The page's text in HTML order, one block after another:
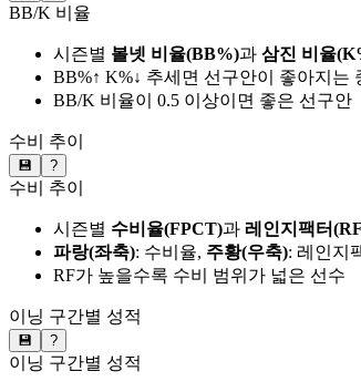
BB/K 비율
시즌별 볼넷 비율(BB%)과 삼진 비율
BB%↑ K%↓ 추세면 선구안이 좋아지는
BB/K 비율이 0.5 이상이면 좋은 선구안
수비 추이
💾 ?
수비 추이
시즌별 수비율(FPCT)과 레인지팩터
파랑(좌축): 수비율, 주황(우축): 레인지
RF가 높을수록 수비 범위가 넓은 선수
이닝 구간별 성적
💾 ?
이닝 구간별 성적